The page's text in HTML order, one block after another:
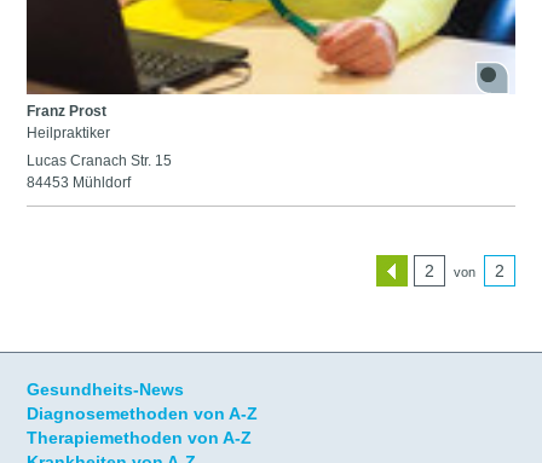
Franz Prost
Heilpraktiker
Lucas Cranach Str. 15
84453 Mühldorf
2 von 2
Gesundheits-News
Diagnosemethoden von A-Z
Therapiemethoden von A-Z